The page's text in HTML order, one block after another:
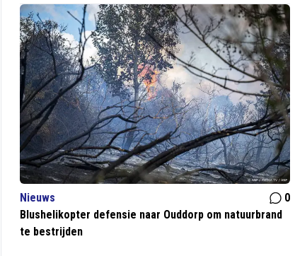
Nieuws
0
Blushelikopter defensie naar Ouddorp om natuurbrand
te bestrijden